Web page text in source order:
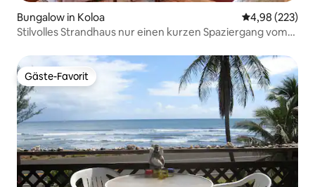
Bungalow in Koloa
4,98 (223)
Stilvolles Strandhaus nur einen kurzen Spaziergang vom
Gäste-Favorit
Gäste-Favorit